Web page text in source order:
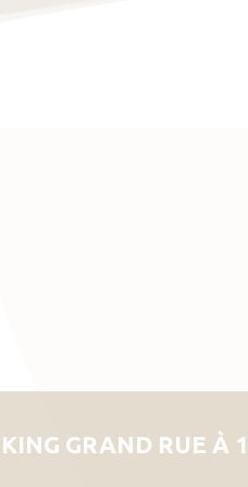
GRAND RUE À